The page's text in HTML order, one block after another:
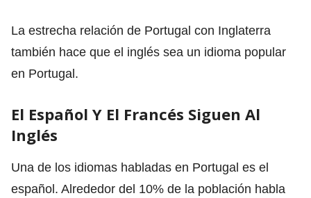
La estrecha relación de Portugal con Inglaterra
también hace que el inglés sea un idioma popular
en Portugal.
El Español Y El Francés Siguen Al
Inglés
Una de los idiomas habladas en Portugal es el
español. Alrededor del 10% de la población habla